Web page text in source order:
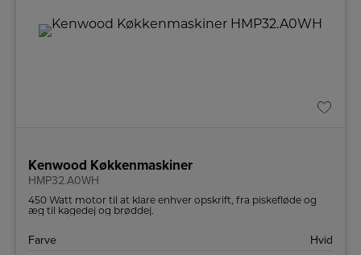
Kenwood Køkkenmaskiner
HMP32.A0WH
450 Watt motor til at klare enhver opskrift, fra piskefløde og
æg til kagedej og brøddej.
Farve
Hvid